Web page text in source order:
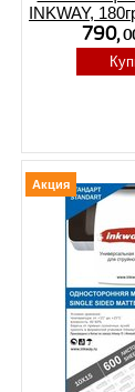
INKWAY,
Акция